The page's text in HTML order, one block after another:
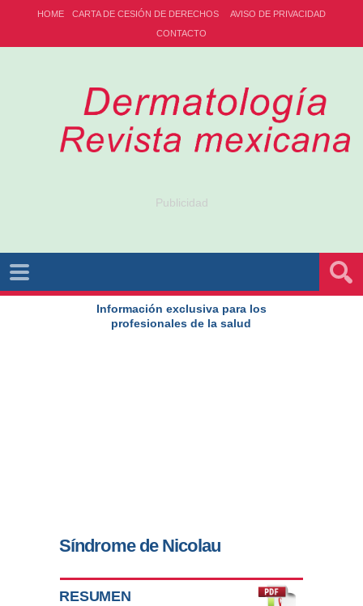
HOME CARTA DE CESIÓN DE DERECHOS
AVISO DE PRIVACIDAD
CONTACTO
Publicidad
Información exclusiva para los
profesionales de la salud
Síndrome de Nicolau
RESUMEN